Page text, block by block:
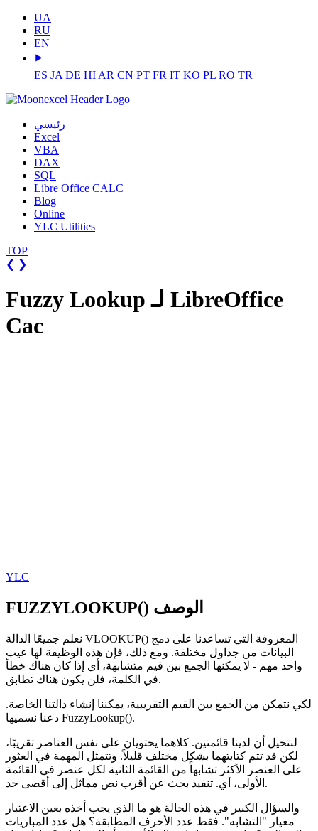
UA
RU
EN
⯈
ES JA DE HI AR CN PT FR IT KO PL RO TR
رئيسي
Excel
VBA
DAX
SQL
Libre Office CALC
Blog
Online
YLC Utilities
TOP
❮ ❯
Fuzzy Lookup لـ LibreOffice
Cac
YLC
FUZZYLOOKUP() الوصف
نعلم جميعًا الدالة VLOOKUP() المعروفة التي تساعدنا على دمج
البيانات من جداول مختلفة. ومع ذلك، فإن هذه الوظيفة لها عيب
واحد مهم - لا يمكنها الجمع بين قيم متشابهة، أي إذا كان هناك خطأ
في الكلمة، فلن يكون هناك تطابق.
لكي نتمكن من الجمع بين القيم التقريبية، يمكننا إنشاء دالتنا الخاصة.
دعنا نسميها FuzzyLookup().
لنتخيل أن لدينا قائمتين. كلاهما يحتويان على نفس العناصر تقريبًا،
لكن قد تتم كتابتهما بشكل مختلف قليلاً. وتتمثل المهمة في العثور
على العنصر الأكثر تشابهاً من القائمة الثانية لكل عنصر في القائمة
الأولى، أي. تنفيذ بحث عن أقرب نص مماثل إلى أقصى حد.
والسؤال الكبير في هذه الحالة هو ما الذي يجب أخذه بعين الاعتبار
معيار "التشابه". فقط عدد الأحرف المطابقة؟ هل عدد المباريات